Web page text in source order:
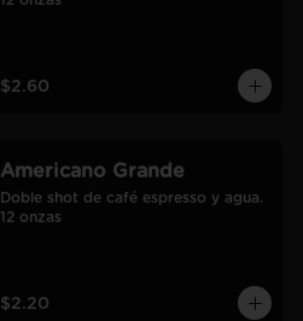
$2.60
Americano Grande
Doble shot de café espresso y agua.
12 onzas
$2.20